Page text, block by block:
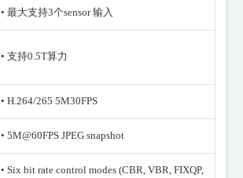
• 最大支持3个sensor 输入
• 支持0.5T算力
• H.264/265 5M30FPS
• 5M@60FPS JPEG snapshot
• Six bit rate control modes (CBR, VBR, FIXQP,